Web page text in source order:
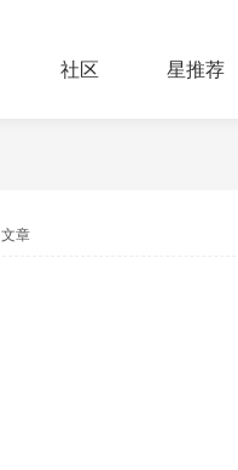
社区 星推荐
文章